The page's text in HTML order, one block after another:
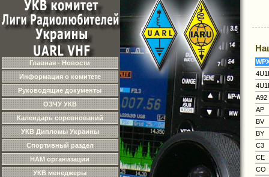
Главная - Новости
Информация о комитете
Руководящие документы
ОЗЧУ УКВ
Календарь соревнований
УКВ Дипломы Украины
Спортивный раздел
HAM организации
УКВ менеджеры
A92
AP
BV
BY
C3
CE
CO